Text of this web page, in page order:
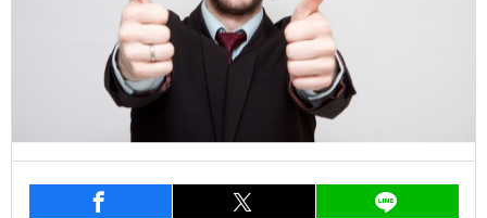
シェア シェア